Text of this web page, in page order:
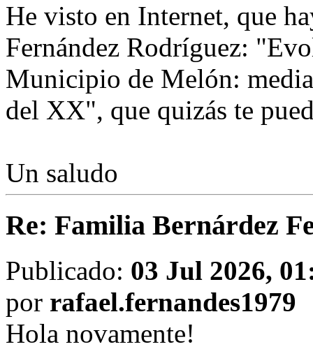
He visto en Internet, que
Fernández Rodríguez:
Municipio de Melón:
del XX", que quizás te
Un saludo
Re: Familia Bernárdez
Publicado: 03 Jul 2026,
por rafael.fernandes1979
Hola novamente!